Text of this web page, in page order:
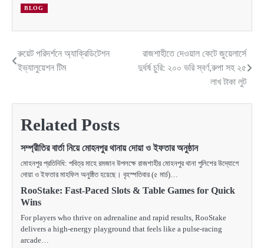
BLOG
Post
navigation
রুয়েট পরিদর্শনে অ্যাক্রিডিটেশন
ইভ্যালুয়েশন টিম
রাজশাহীতে দেওয়াল কেটে জুয়েলার্সে
দুর্ধর্ষ চুরি: ২০০ ভরি স্বর্ণ,রুপা সহ ২৫
লাখ টাকা লুট
Related Posts
সম্প্রীতির বার্তা নিয়ে মোহনপুর থানায় দোয়া ও ইফতার অনুষ্ঠান
মোহনপুর প্রতিনিধি: পবিত্র মাহে রমজান উপলক্ষে রাজশাহীর মোহনপুর থানা পুলিশের উদ্যোগে
দোয়া ও ইফতার মাহফিল অনুষ্ঠিত হয়েছে। বৃহস্পতিবার (৫ মার্চ)…
RooStake: Fast‑Paced Slots & Table Games for Quick
Wins
For players who thrive on adrenaline and rapid results, RooStake
delivers a high‑energy playground that feels like a pulse‑racing
arcade…